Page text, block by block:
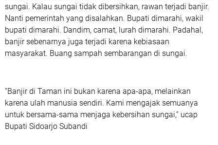
sungai. Kalau sungai tidak dibersihkan, rawan terjadi banjir.
Nanti pemerintah yang disalahkan. Bupati dimarahi, wakil
bupati dimarahi. Dandim, camat, lurah dimarahi. Padahal,
banjir sebenarnya juga terjadi karena kebiasaan
masyarakat. Buang sampah sembarangan di sungai.
”Banjir di Taman ini bukan karena apa-apa, melainkan
karena ulah manusia sendiri. Kami mengajak semuanya
untuk bersama-sama menjaga kebersihan sungai,” ucap
Bupati Sidoarjo Subandi